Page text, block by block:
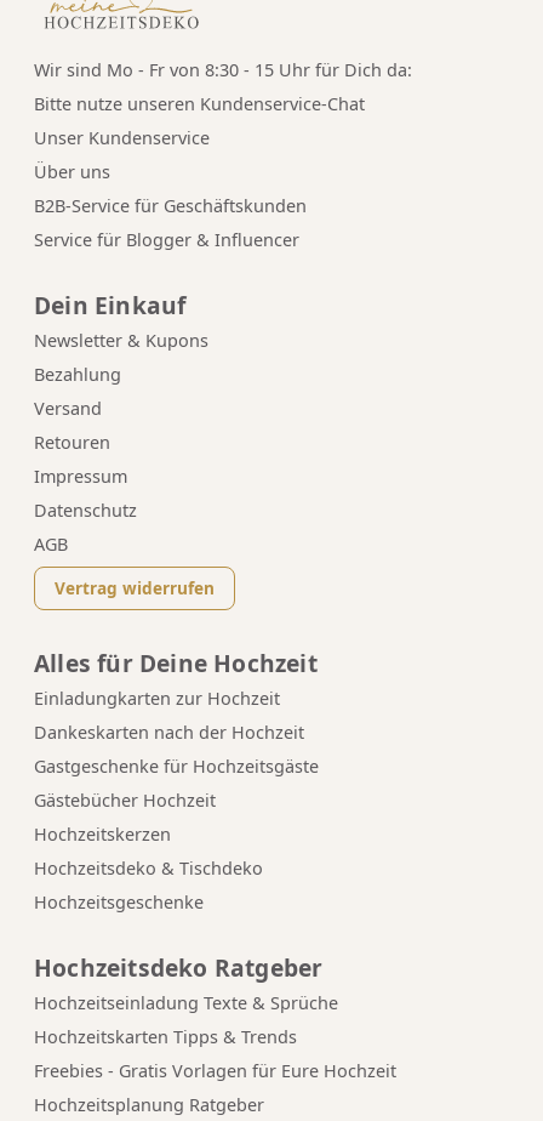
Wir sind Mo - Fr von 8:30 - 15 Uhr für Dich da:
Bitte nutze unseren Kundenservice-Chat
Unser Kundenservice
Über uns
B2B-Service für Geschäftskunden
Service für Blogger & Influencer
Dein Einkauf
Newsletter & Kupons
Bezahlung
Versand
Retouren
Impressum
Datenschutz
AGB
Vertrag widerrufen
Alles für Deine Hochzeit
Einladungkarten zur Hochzeit
Dankeskarten nach der Hochzeit
Gastgeschenke für Hochzeitsgäste
Gästebücher Hochzeit
Hochzeitskerzen
Hochzeitsdeko & Tischdeko
Hochzeitsgeschenke
Hochzeitsdeko Ratgeber
Hochzeitseinladung Texte & Sprüche
Hochzeitskarten Tipps & Trends
Freebies - Gratis Vorlagen für Eure Hochzeit
Hochzeitsplanung Ratgeber